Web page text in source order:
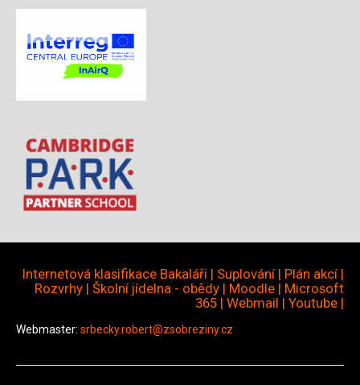
Internetová klasifikace Bakaláři | Suplování | Plán akcí |
Rozvrhy | Školní jídelna - obědy | Moodle | Microsoft
365 | Webmail | Youtube |
Webmaster: srbecky.robert@zsobreziny.cz